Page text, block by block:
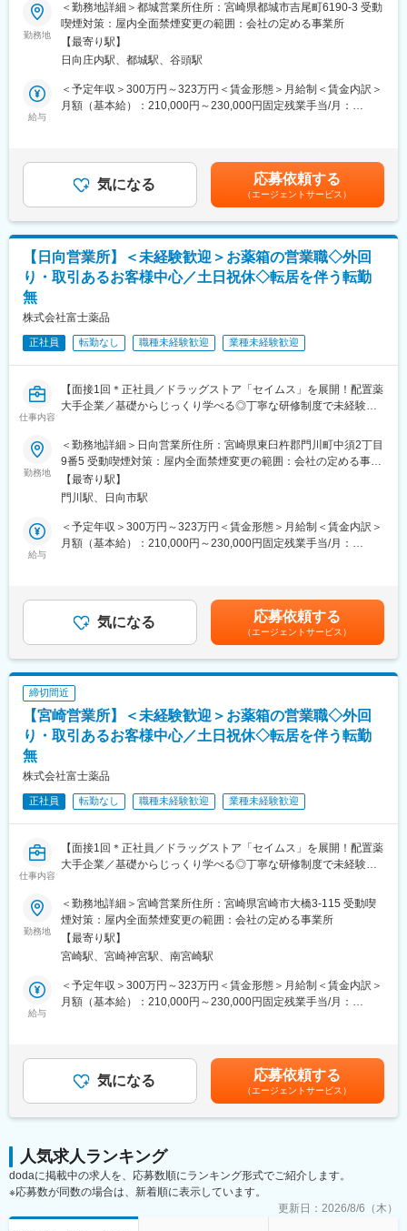
■職務内容：
担当エリアのお客様（個人宅や企業）へ訪問し、配置薬（お薬
箱）や健康食品の提案をお任せします。
※既に、取引のあるお客様先を訪問するスタイルです。
＜仕事の流れ＞
へ訪問をします。
・健康相談、新商品・サービスのご提案 など
※一部、新たに配置薬を置いていただくお客様への訪問がありま
└配置薬は無料でおけるので、お客様も抵抗なく置いてくれる製
を身につけます。
・入社2週間～1カ月 ： 先輩社員に同行し、仕事の流れを学びま
キルを習得します。
・入社1カ月以降 ： 慣れてきたら独り立ち。既存のお客様をメイ
ンに訪問します。
★困ったら先輩社員に相談しやすい雰囲気です！
＜専門資格を取得できる＞
・入社後は、医薬品販売の専門知識を身につけるために、登録販
・資格取得後は、資格手当として給与にも反映されます。
・基本土日祝休み／年3回の大型連休あり
・残業20h以内
・スケジュールに合わせて直行直帰可
・転居を伴う転勤はありません
■やりがい：
を聞くことで、お客様と信頼関係を築き、お客様の健康管理に貢
・「この薬すごく効き目があって良かったよ。」「こないだのリ
りがいです。
勤務地
＜勤務地詳細＞都城営業所住所：宮崎県都城市吉尾町6190-3 受動
喫煙対策：屋内全面禁煙変更の範囲：会社の定める事業所
【最寄り駅】
日向庄内駅、都城駅、谷頭駅
給与
＜予定年収＞300万円～323万円＜賃金形態＞月給制＜賃金内訳＞
月額（基本給）：210,000円～230,000円固定残業手当/月：
年収は当社規定に基づき、年齢や経験に応じて決定します。・昇
給：年1回（4月）＜モデル給与＞※入社3年目平均基本給＋各種手
当＋業績連動給→総支給月額344,141円※業績連動給：月の予算達
成や売り上げに対して支払われます賃金はあくまでも目安の金額
であり、選考を通じて上下する可能性があります。月給(月額)は固
定手当を含めた表記です。
気になる 応募依頼する
（エージェントサービス）
【日向営業所】＜未経験歓迎＞お薬箱の営業職◇外回
り・取引あるお客様中心／土日祝休◇転居を伴う転勤
無
株式会社富士薬品
正社員 転勤なし 職種未経験歓迎 業種未経験歓迎
仕事内容
【面接1回＊正社員／ドラッグストア「セイムス」を展開！配置薬
大手企業／基礎からじっくり学べる◎丁寧な研修制度で未経験の
■職務内容：
担当エリアのお客様（個人宅や企業）へ訪問し、配置薬（お薬
箱）や健康食品の提案をお任せします。
※既に、取引のあるお客様先を訪問するスタイルです。
＜仕事の流れ＞
へ訪問をします。
・健康相談、新商品・サービスのご提案 など
※一部、新たに配置薬を置いていただくお客様への訪問がありま
す。
■未経験の方も安心！充実した研修制度：
・入社2週間～1カ月 ： 先輩社員に同行し、仕事の流れを学びま
す。「会話のコツ」や「商品のご案内方法」といった実践的なス
・入社1カ月以降 ： 慣れてきたら独り立ち。既存のお客様をメイ
ンに訪問します。
★困ったら先輩社員に相談しやすい雰囲気です！
＜専門資格を取得できる＞
・入社後は、医薬品販売の専門知識を身につけるために、登録販
売者資格を取得していただきます。（取得率90％以上）
■働き方：
・基本土日祝休み／年3回の大型連休あり
■やりがい：
・最近、健康のことで困っていることがないかなど、親身にお話
を聞くことで、お客様と信頼関係を築き、お客様の健康管理に貢
勤務地
＜勤務地詳細＞日向営業所住所：宮崎県東臼杵郡門川町中須2丁目
9番5 受動喫煙対策：屋内全面禁煙変更の範囲：会社の定める事業
所【最寄り駅】
門川駅、日向市駅
給与
＜予定年収＞300万円～323万円＜賃金形態＞月給制＜賃金内訳＞
月額（基本給）：210,000円～230,000円固定残業手当/月：
年収は当社規定に基づき、年齢や経験に応じて決定します。・昇
給：年1回（4月）＜モデル給与＞※入社3年目平均基本給＋各種手
当＋業績連動給→総支給月額344,141円※業績連動給：月の予算達
成や売り上げに対して支払われます賃金はあくまでも目安の金額
であり、選考を通じて上下する可能性があります。月給(月額)は固
定手当を含めた表記です。
気になる 応募依頼する
（エージェントサービス）
締切間近
【宮崎営業所】＜未経験歓迎＞お薬箱の営業職◇外回
り・取引あるお客様中心／土日祝休◇転居を伴う転勤
無
株式会社富士薬品
正社員 転勤なし 職種未経験歓迎 業種未経験歓迎
仕事内容
【面接1回＊正社員／ドラッグストア「セイムス」を展開！配置薬
大手企業／基礎からじっくり学べる◎丁寧な研修制度で未経験の
■職務内容：
担当エリアのお客様（個人宅や企業）へ訪問し、配置薬（お薬
箱）や健康食品の提案をお任せします。
※既に、取引のあるお客様先を訪問するスタイルです。
＜仕事の流れ＞
たり20～30分程度）
※一部、新たに配置薬を置いていただくお客様への訪問がありま
す。
└配置薬は無料でおけるので、お客様も抵抗なく置いてくれる製
勤務地
＜勤務地詳細＞宮崎営業所住所：宮崎県宮崎市大橋3-115 受動喫
煙対策：屋内全面禁煙変更の範囲：会社の定める事業所
【最寄り駅】
宮崎駅、宮崎神宮駅、南宮崎駅
給与
＜予定年収＞300万円～323万円＜賃金形態＞月給制＜賃金内訳＞
月額（基本給）：210,000円～230,000円固定残業手当/月：
年収は当社規定に基づき、年齢や経験に応じて決定します。・昇
給：年1回（4月）＜モデル給与＞※入社3年目平均基本給＋各種手
当＋業績連動給→総支給月額344,141円※業績連動給：月の予算達
成や売り上げに対して支払われます。賃金はあくまでも目安の金
固定手当を含めた表記です。
気になる 応募依頼する
（エージェントサービス）
人気求人ランキング
dodaに掲載中の求人を、応募数順にランキング形式でご紹介します。
※応募数が同数の場合は、新着順に表示しています。
更新日： 2026/8/6（木）